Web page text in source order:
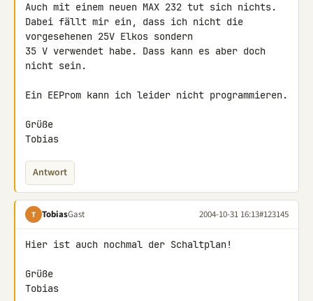
Auch mit einem neuen MAX 232 tut sich nichts.
Dabei fällt mir ein, dass ich nicht die
vorgesehenen 25V Elkos sondern
35 V verwendet habe. Dass kann es aber doch
nicht sein.
Ein EEProm kann ich leider nicht programmieren.
Grüße
Tobias
Antwort
T TobiasGast 2004-10-31 16:13#123145
Hier ist auch nochmal der Schaltplan!
Grüße
Tobias